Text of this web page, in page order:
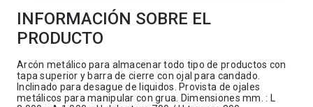
INFORMACIÓN SOBRE EL
PRODUCTO
Arcón metálico para almacenar todo tipo de productos con
tapa superior y barra de cierre con ojal para candado.
Inclinado para desague de liquidos. Provista de ojales
metálicos para manipular con grua. Dimensiones mm. : L